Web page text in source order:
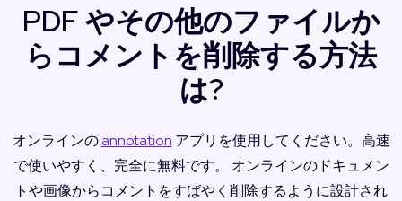
PDF やその他のファイルか
らコメントを削除する方法
は?
オンラインのannotation アプリを使用してください。高速
で使いやすく、完全に無料です。 オンラインのドキュメン
トや画像からコメントをすばやく削除するように設計され